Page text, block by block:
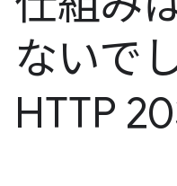
ないで
HTTP